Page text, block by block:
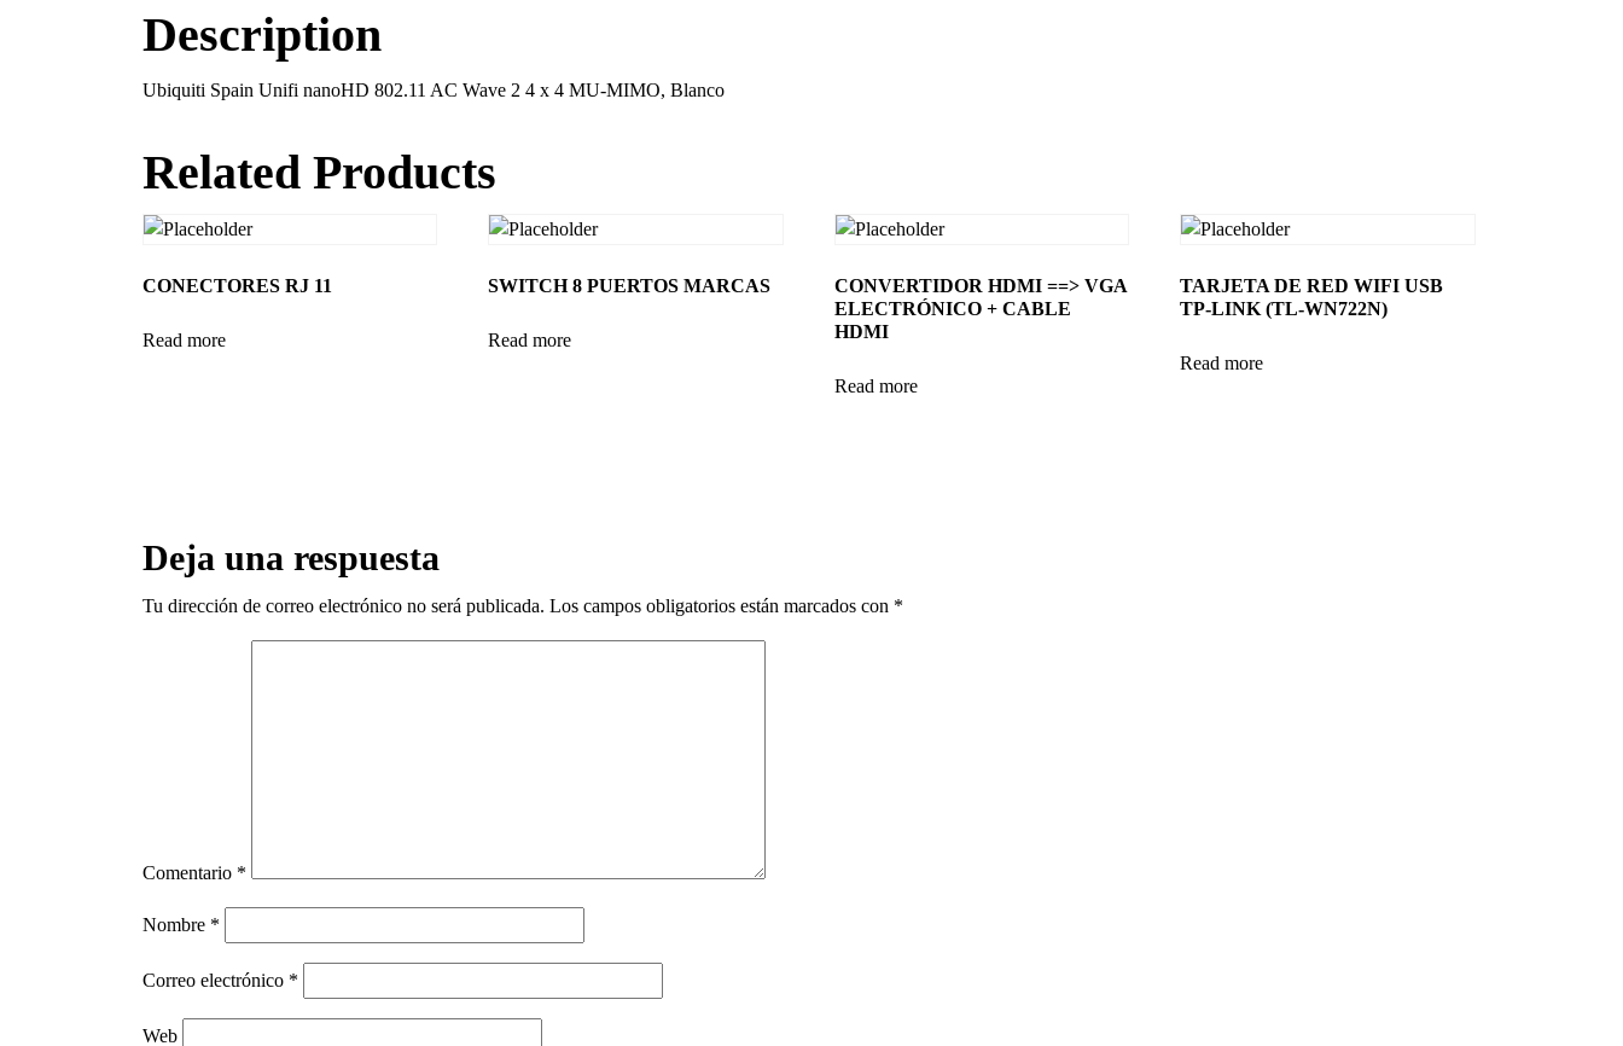
Description
Ubiquiti Spain Unifi nanoHD 802.11 AC Wave 2 4 x 4 MU-MIMO, Blanco
Related Products
CONECTORES RJ 11
Read more
SWITCH 8 PUERTOS MARCAS
Read more
CONVERTIDOR HDMI ==> VGA
ELECTRÓNICO + CABLE
HDMI
Read more
TARJETA DE RED WIFI USB
TP-LINK (TL-WN722N)
Read more
Deja una respuesta
Tu dirección de correo electrónico no será publicada. Los campos obligatorios están marcados con *
Comentario *
Nombre *
Correo electrónico *
Web